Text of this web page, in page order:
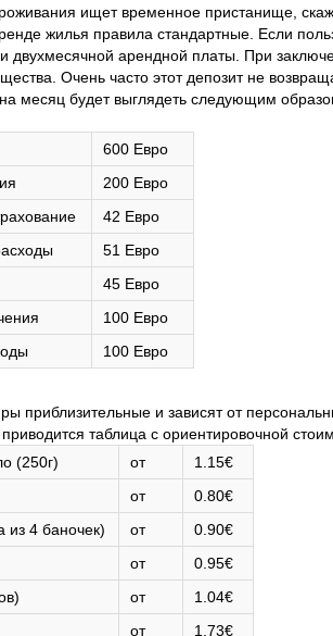
ищет временное пристанище,
жилья правила стандартные. Если
двухмесячной арендной платы. При
Очень часто этот депозит не
месяц будет выглядеть следующим
600 Евро
200 Евро
42 Евро
51 Евро
45 Евро
100 Евро
100 Евро
приблизительные и зависят от
таблица с ориентировочной
(250г)
от
1.15€
от
0.80€
из 4 баночек)
от
0.90€
от
0.95€
от
1.04€
от 1.73€